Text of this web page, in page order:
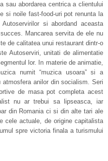
sau abordarea centrica a clientului
si noile fast-food-uri pot renunta la
si abordand aceasta
Mancarea servita de ele nu
de calitatea unui restaurant dintr-o
Autoserviri, unitati de alimentatie
lor. In materie de animatie,
numit “muzica usoara” si a
anilor din socialism. Seri
de masa pot completa acest
nu ar trebui sa lipseasca, iar
din Romania ci si din alte tari ale
cele actuale, de origine capitalista
spre victoria finala a turismului